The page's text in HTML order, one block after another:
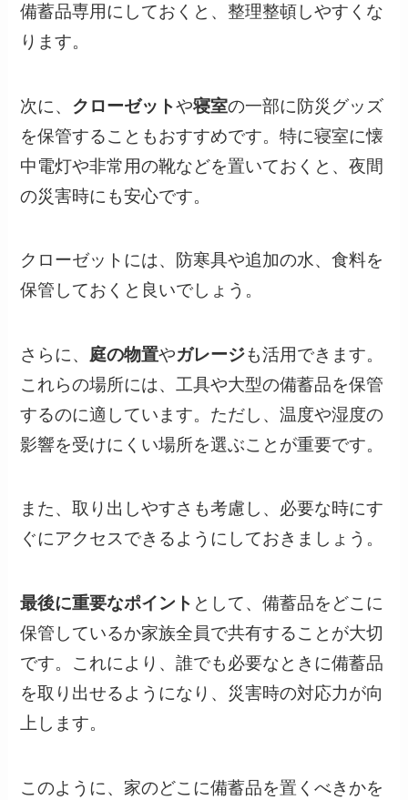
備蓄品専用にしておくと、整理整頓しやすくな
ります。
次に、 クローゼットや寝室の一部に防災グッズ
を保管することもおすすめです。特に寝室に懐
中電灯や非常用の靴などを置いておくと、夜間
の災害時にも安心です。
クローゼットには、防寒具や追加の水、食料を
保管しておくと良いでしょう。
さらに、 庭の物置やガレージも活用できます。
これらの場所には、工具や大型の備蓄品を保管
するのに適しています。ただし、温度や湿度の
影響を受けにくい場所を選ぶことが重要です。
また、取り出しやすさも考慮し、必要な時にす
ぐにアクセスできるようにしておきましょう。
最後に重要なポイント として、備蓄品をどこに
保管しているか家族全員で共有することが大切
です。これにより、誰でも必要なときに備蓄品
を取り出せるようになり、災害時の対応力が向
上します。
このように、家のどこに備蓄品を置くべきかを